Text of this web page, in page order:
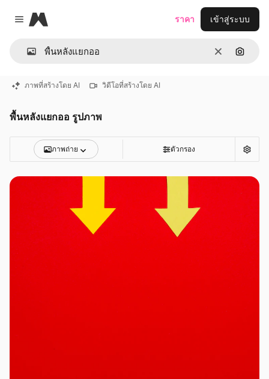
Close menu
Magnific
ชัดเจนค้นหา
ราคา เข้าสู่ระบบ
ภาพที่สร้างโดย AI วิดีโอที่สร้างโดย AI
พื้นหลังแยกออ รูปภาพ
ภาพถ่าย ตัวกรอง